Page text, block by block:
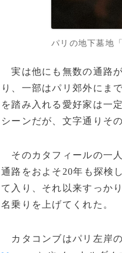
パリの地下墓地
実は他にも無数の通路
り、一部はパリ郊外にま
を踏み入れる愛好家は一
シーンだが、文字通りそ
そのカタフィールの一
通路をおよそ20年も探検
て入り、それ以来すっか
名乗りを上げてくれた。
カタコンブはパリ左岸